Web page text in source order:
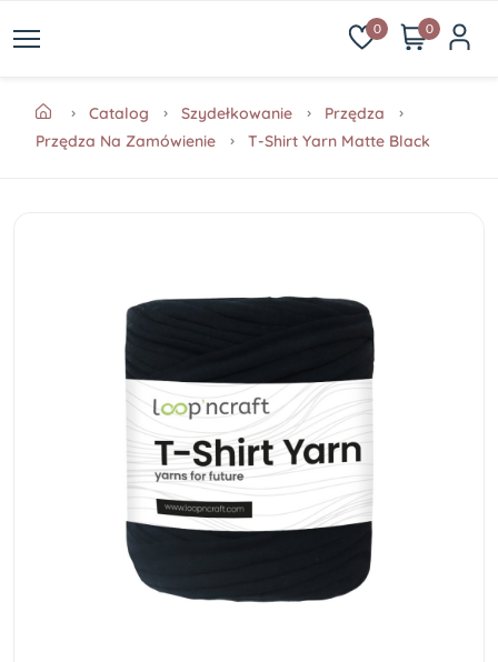
0 0
Catalog Szydełkowanie
Przędza
Przędza Na Zamówienie
T-Shirt Yarn Matte Black